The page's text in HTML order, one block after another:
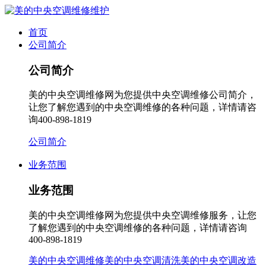
首页
公司简介
公司简介
美的中央空调维修网为您提供中央空调维修公司简介，
让您了解您遇到的中央空调维修的各种问题，详情请咨
询400-898-1819
公司简介
业务范围
业务范围
美的中央空调维修网为您提供中央空调维修服务，让您
了解您遇到的中央空调维修的各种问题，详情请咨询
400-898-1819
美的中央空调维修美的中央空调清洗美的中央空调改造